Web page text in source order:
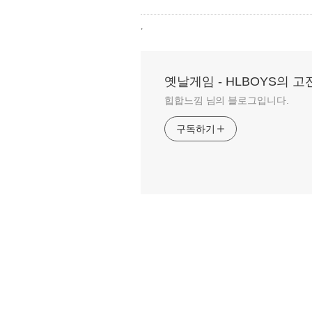
,
옛날게임 - HLBOYS의 고
힙합느낌 님의 블로그입니다.
구독하기